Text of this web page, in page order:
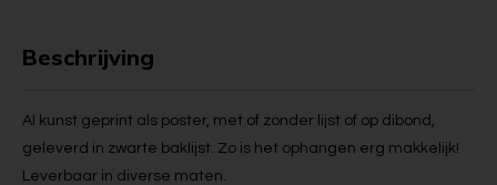
Beschrijving
AI kunst geprint als poster, met of zonder lijst of op dibond,
geleverd in zwarte baklijst. Zo is het ophangen erg makkelijk!
Leverbaar in diverse maten.